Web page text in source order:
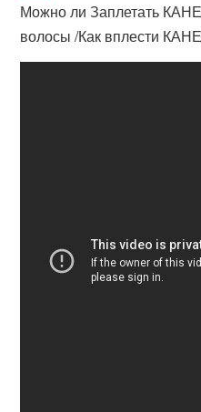
Можно ли Заплетать
волосы /Как вплести